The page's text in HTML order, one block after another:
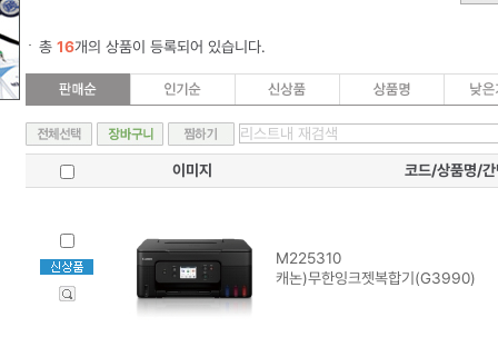
총 16개의 상품이 등록되어 있습니다.
이미지 코드/상품명/간
M225310
캐논)무한잉크젯복합기(G3990)